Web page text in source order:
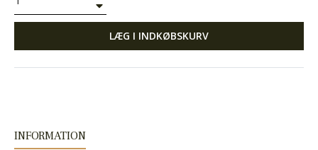
LÆG I INDKØBSKURV
INFORMATION